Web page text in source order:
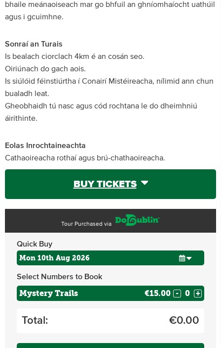
bhaile meánaoiseach mar go bhfuil an ghníomhaíocht uathúil
agus i gcuimhne.
Sonraí an Turais
Is bealach ciorclach 4km é an cosán seo.
Oiriúnach do gach aois.
Is siúlóid féinstiúrtha í Conairí Mistéireacha, nílimid ann chun
bualadh leat.
Gheobhaidh tú nasc agus cód rochtana le do dheimhniú
áirithinte.
Eolas Inrochtaineachta
Cathaoireacha rothaí agus brú-chathaoireacha.
BUY TICKETS
Tour Purchased via
Quick Buy
Select Numbers to Book
Mystery Trails €15.00 - +
Total: €0.00